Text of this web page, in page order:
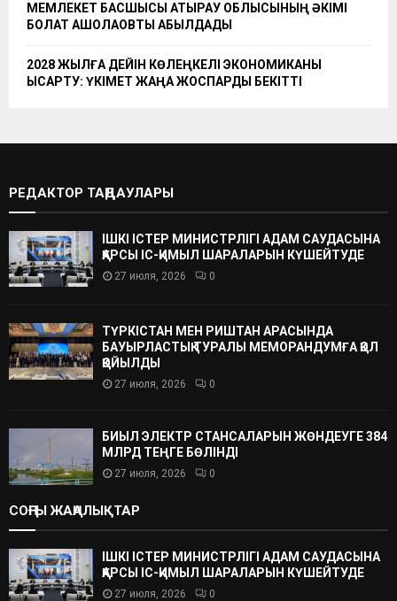
МЕМЛЕКЕТ БАСШЫСЫ АТЫРАУ ОБЛЫСЫНЫҢ ӘКІМІ
БОЛАТ АҚШОЛАҚОВТЫ ҚАБЫЛДАДЫ
2028 ЖЫЛҒА ДЕЙІН КӨЛЕҢКЕЛІ ЭКОНОМИКАНЫ
ҚЫСҚАРТУ: ҮКІМЕТ ЖАҢА ЖОСПАРДЫ БЕКІТТІ
РЕДАКТОР ТАҢДАУЛАРЫ
ІШКІ ІСТЕР МИНИСТРЛІГІ АДАМ САУДАСЫНА
ҚАРСЫ ІС-ҚИМЫЛ ШАРАЛАРЫН КҮШЕЙТУДЕ
27 июля, 2026 0
ТҮРКІСТАН МЕН РИШТАН АРАСЫНДА
БАУЫРЛАСТЫҚ ТУРАЛЫ МЕМОРАНДУМҒА ҚОЛ
ҚОЙЫЛДЫ
27 июля, 2026 0
БИЫЛ ЭЛЕКТР СТАНСАЛАРЫН ЖӨНДЕУГЕ 384
МЛРД ТЕҢГЕ БӨЛІНДІ
27 июля, 2026 0
СОҢҒЫ ЖАҢАЛЫҚТАР
ІШКІ ІСТЕР МИНИСТРЛІГІ АДАМ САУДАСЫНА
ҚАРСЫ ІС-ҚИМЫЛ ШАРАЛАРЫН КҮШЕЙТУДЕ
27 июля, 2026 0